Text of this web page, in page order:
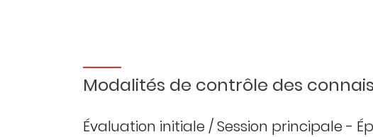
Modalités de contrôle des
Évaluation initiale / Session principale -